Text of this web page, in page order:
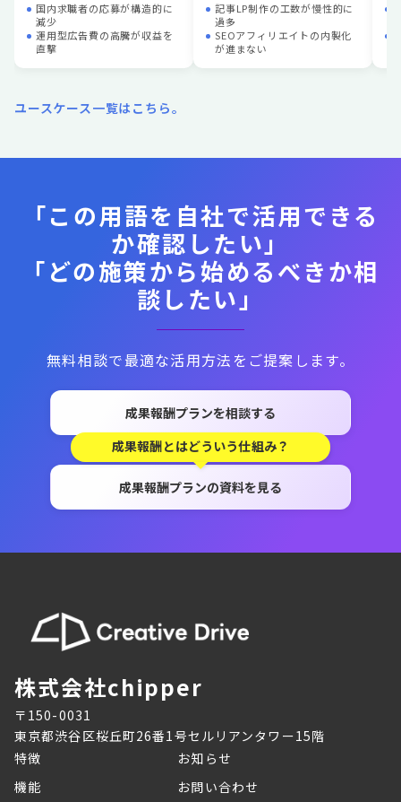
国内求職者の応募が構造的に
減少
運用型広告費の高騰が収益を
直撃
記事LP制作の工数が慢性的に
過多
SEOアフィリエイトの内製化
が進まない
ユースケース一覧はこちら。
「この用語を自社で活用できる
か確認したい」
「どの施策から始めるべきか相
談したい」
無料相談で最適な活用方法をご提案します。
成果報酬プランを相談する
成果報酬とはどういう仕組み？
成果報酬プランの資料を見る
株式会社chipper
〒150-0031
東京都渋谷区桜丘町26番1号セルリアンタワー15階
特徴
お知らせ
機能
お問い合わせ